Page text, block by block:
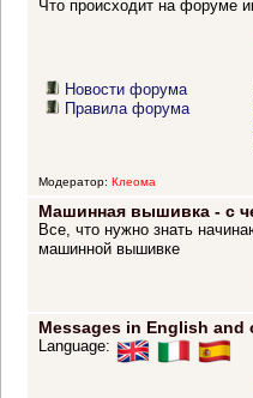
Что происходит на форуме
Новости форума
Правила форума
Модератор: Клеома
Машинная вышивка - с
Все, что нужно знать
машинной вышивке
Messages in English and
Language: